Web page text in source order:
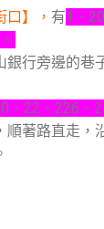
口】， 有1、
行旁邊的
、22、226、
著路直走